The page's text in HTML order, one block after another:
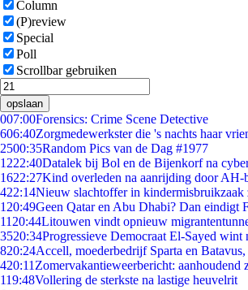
Column
(P)review
Special
Poll
Scrollbar gebruiken
opslaan
007:00Forensics: Crime Scene Detective
606:40Zorgmedewerkster die 's nachts haar
2500:35Random Pics van de Dag #1977
1222:40Datalek bij Bol en de Bijenkorf na
1622:27Kind overleden na aanrijding door AH-
422:14Nieuw slachtoffer in kindermisbruikzaak
1 20:49Geen Qatar en Abu Dhabi? Dan eindigt
11 20:44Litouwen vindt opnieuw
3520:34Progressieve Democraat El-Sayed
820:24Accell, moederbedrijf Sparta en
420:11 Zomervakantieweerbericht: aanhoudend
119:48Vollering de sterkste na lastige heuvelrit